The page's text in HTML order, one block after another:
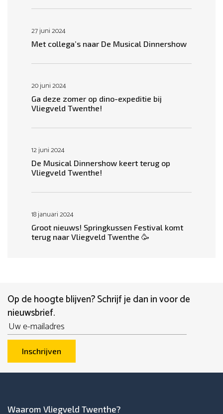
27 juni 2024
Met collega’s naar De Musical Dinnershow
20 juni 2024
Ga deze zomer op dino-expeditie bij
Vliegveld Twenthe!
12 juni 2024
De Musical Dinnershow keert terug op
Vliegveld Twenthe!
18 januari 2024
Groot nieuws! Springkussen Festival komt
terug naar Vliegveld Twenthe 🥳
Op de hoogte blijven? Schrijf je dan in voor de
nieuwsbrief.
Email
Inschrijven
Waarom Vliegveld Twenthe?